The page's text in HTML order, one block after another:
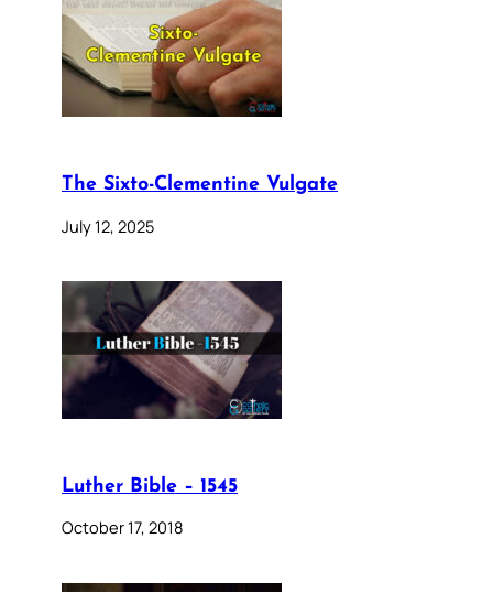
The Sixto-Clementine Vulgate
July 12, 2025
Luther Bible – 1545
October 17, 2018